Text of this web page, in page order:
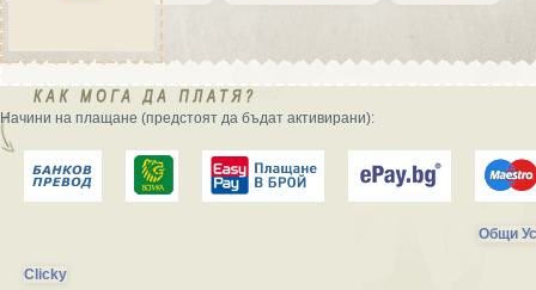
Начини на плащане (предстоят да бъдат активирани):
Общи
Clicky